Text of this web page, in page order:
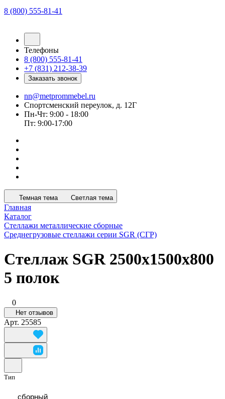
8 (800) 555-81-41
Телефоны
8 (800) 555-81-41
+7 (831) 212-38-39
Заказать звонок
nn@metprommebel.ru
Спортсменский переулок, д. 12Г
Пн-Чт: 9:00 - 18:00
Пт: 9:00-17:00
Темная тема Светлая тема
Главная
Каталог
Стеллажи металлические сборные
Среднегрузовые стеллажи серии SGR (СГР)
Стеллаж SGR 2500x1500x800
5 полок
0
Нет отзывов
Арт. 25585
Тип
сборный